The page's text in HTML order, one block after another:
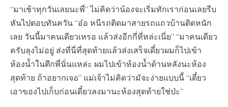
“มาเช้าทุกวันเลยนะพี่” ไม่คิดว่าน้องจะเริ่มทักเราก่อนเลยรีบ
หันไปตอบทันควัน “อ๋อ หนีรถติดมาสายรถแถวบ้านติดหนัก
เลย วันนี้มาคนเดียวเหรอ แล้วส่งอีกกี่ที่หล่ะเนี่ย” “มาคนเดียว
ครับลุงไม่อยู่ ส่งที่นี่ที่สุดท้ายแล้วส่งเสร็จเดี๋ยวผมก็ไปเข้า
ห้องน้ำในตึกพี่นั่นแหล่ะ ผมไปเข้าห้องน้ำด้านหลังนะห้อง
สุดท้าย ถ้าอยากเจอ” แม่เจ้าไม่คิดว่ามัจะง่ายแบบนี้ “เดี๋ยว
เอาของไปเก็บก่อนเดี๋ยวลงมานะห้องสุดท้ายใช่ป่ะ”